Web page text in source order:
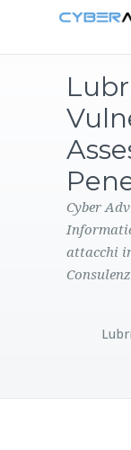
PRODOTTI
CONTATTI
Cyber
attacchi